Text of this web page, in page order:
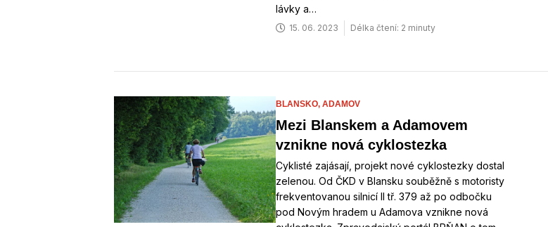
lávky a…
15. 06. 2023 Délka čtení: 2 minuty
BLANSKO, ADAMOV
Mezi Blanskem a Adamovem
vznikne nová cyklostezka
Cyklisté zajásají, projekt nové cyklostezky dostal
zelenou. Od ČKD v Blansku souběžně s motoristy
frekventovanou silnicí II tř. 379 až po odbočku
pod Novým hradem u Adamova vznikne nová